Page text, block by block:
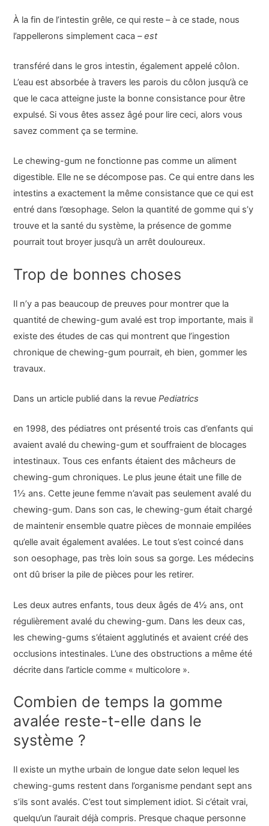
À la fin de l’intestin grêle, ce qui reste – à ce stade, nous
l’appellerons simplement caca– est
transféré dans le gros intestin, également appelé côlon.
L’eau est absorbée à travers les parois du côlon jusqu’à ce
que le caca atteigne juste la bonne consistance pour être
expulsé. Si vous êtes assez âgé pour lire ceci, alors vous
savez comment ça se termine.
Le chewing-gum ne fonctionne pas comme un aliment
digestible. Elle ne se décompose pas. Ce qui entre dans les
intestins a exactement la même consistance que ce qui est
entré dans l’œsophage. Selon la quantité de gomme qui s’y
trouve et la santé du système, la présence de gomme
pourrait tout broyer jusqu’à un arrêt douloureux.
Trop de bonnes choses
Il n’y a pas beaucoup de preuves pour montrer que la
quantité de chewing-gum avalé est trop importante, mais il
existe des études de cas qui montrent que l’ingestion
chronique de chewing-gum pourrait, eh bien, gommer les
travaux.
Dans un article publié dans la revuePediatrics
en 1998, des pédiatres ont présenté trois cas d’enfants qui
avaient avalé du chewing-gum et souffraient de blocages
intestinaux. Tous ces enfants étaient des mâcheurs de
chewing-gum chroniques. Le plus jeune était une fille de
1½ ans. Cette jeune femme n’avait pas seulement avalé du
chewing-gum. Dans son cas, le chewing-gum était chargé
de maintenir ensemble quatre pièces de monnaie empilées
qu’elle avait également avalées. Le tout s’est coincé dans
son oesophage, pas très loin sous sa gorge. Les médecins
ont dû briser la pile de pièces pour les retirer.
Les deux autres enfants, tous deux âgés de 4½ ans, ont
régulièrement avalé du chewing-gum. Dans les deux cas,
les chewing-gums s’étaient agglutinés et avaient créé des
occlusions intestinales. L’une des obstructions a même été
décrite dans l’article comme « multicolore ».
Combien de temps la gomme
avalée reste-t-elle dans le
système ?
Il existe un mythe urbain de longue date selon lequel les
chewing-gums restent dans l’organisme pendant sept ans
s’ils sont avalés. C’est tout simplement idiot. Si c’était vrai,
quelqu’un l’aurait déjà compris. Presque chaque personne